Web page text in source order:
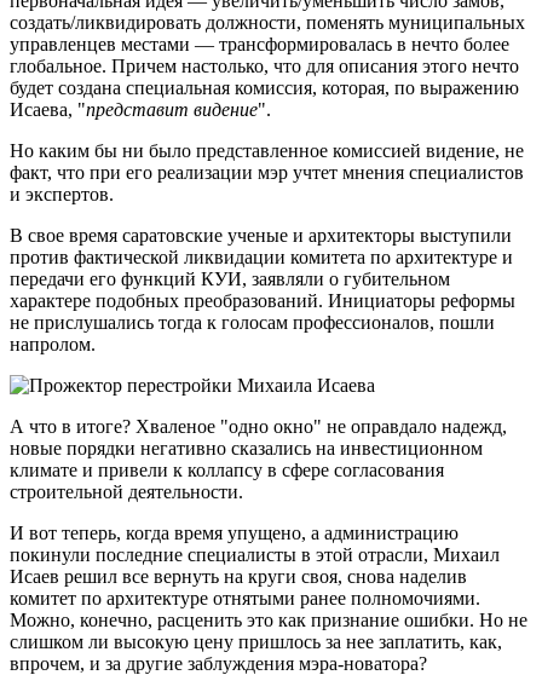
создать/ликвидировать должности, поменять муниципальных
управленцев местами — трансформировалась в нечто более
глобальное. Причем настолько, что для описания этого нечто
будет создана специальная комиссия, которая, по выражению
Исаева, "представит видение".
Но каким бы ни было представленное комиссией видение, не
факт, что при его реализации мэр учтет мнения специалистов
и экспертов.
В свое время саратовские ученые и архитекторы выступили
против фактической ликвидации комитета по архитектуре и
передачи его функций КУИ, заявляли о губительном
характере подобных преобразований. Инициаторы реформы
не прислушались тогда к голосам профессионалов, пошли
напролом.
А что в итоге? Хваленое "одно окно" не оправдало надежд,
новые порядки негативно сказались на инвестиционном
климате и привели к коллапсу в сфере согласования
строительной деятельности.
И вот теперь, когда время упущено, а администрацию
покинули последние специалисты в этой отрасли, Михаил
Исаев решил все вернуть на круги своя, снова наделив
комитет по архитектуре отнятыми ранее полномочиями.
Можно, конечно, расценить это как признание ошибки. Но не
слишком ли высокую цену пришлось за нее заплатить, как,
впрочем, и за другие заблуждения мэра-новатора?